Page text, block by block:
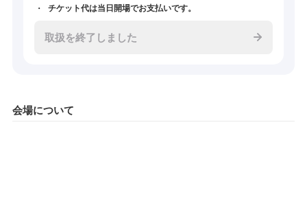
チケット代は当日開場でお支払いです。
取扱を終了しました
会場について